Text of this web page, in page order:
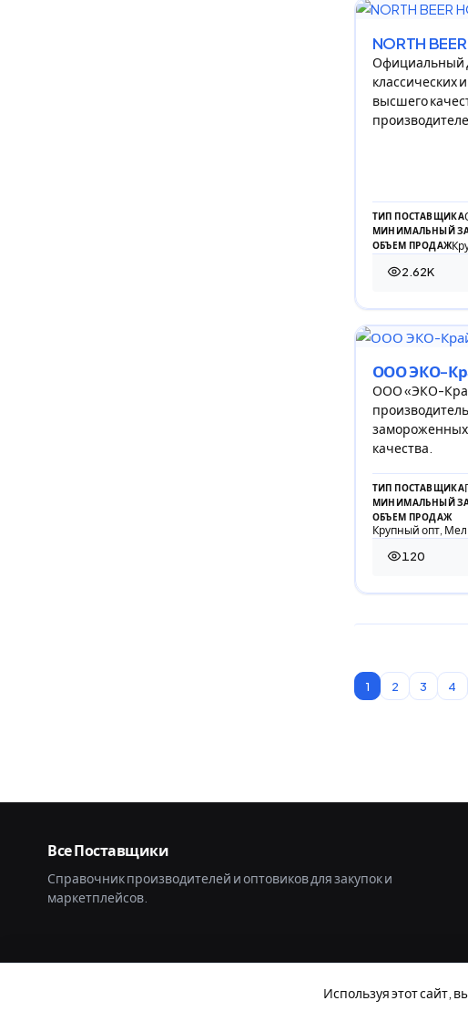
NORTH
Официальный
классических
высшего
ТИП ПОСТАВЩИКА
МИНИМАЛЬНЫЙ
ОБЪЕМ ПРОДАЖ
2.62K
2 623
ООО ЭКО-
ООО «ЭКО-
замороженных
качества.
ТИП ПОСТАВЩИКА
МИНИМАЛЬНЫЙ
ОБЪЕМ ПРОДАЖ
Крупный опт,
120
120
1 2 3 4
Все Поставщики
Справочник производителей и оптовиков для закупок и
маркетплейсов.
Используя этот сайт,